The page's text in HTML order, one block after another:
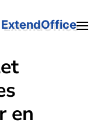
en